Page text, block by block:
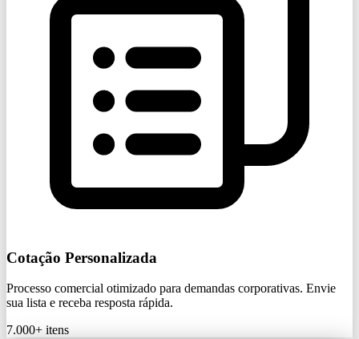
Cotação Personalizada
Processo comercial otimizado para demandas corporativas. Envie
sua lista e receba resposta rápida.
7.000+ itens